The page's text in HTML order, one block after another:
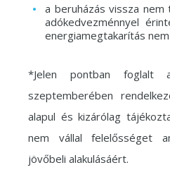
a beruházás vissza
adókedvezménnyel
energiamegtakarítás
*Jelen pontban
szeptemberében
alapul és kizárólag
nem vállal felelősséget
jövőbeli alakulásáért.